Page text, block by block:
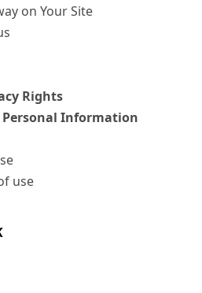
on Your Site
Rights
Personal Information
use